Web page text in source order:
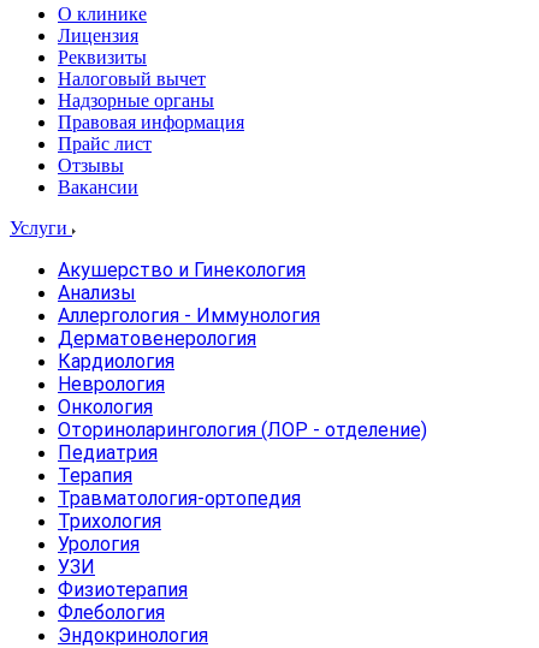
О клинике
Лицензия
Реквизиты
Налоговый вычет
Надзорные органы
Правовая информация
Прайс лист
Отзывы
Вакансии
Услуги
Акушерство и Гинекология
Анализы
Аллергология - Иммунология
Дерматовенерология
Кардиология
Неврология
Онкология
Оториноларингология (ЛОР - отделение)
Педиатрия
Терапия
Травматология-ортопедия
Трихология
Урология
УЗИ
Физиотерапия
Флебология
Эндокринология